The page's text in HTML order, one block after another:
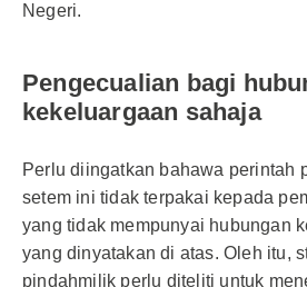
Negeri.
Pengecualian bagi
kekeluargaan sahaja
Perlu diingatkan bahawa perintah
setem ini tidak terpakai kepada
yang tidak mempunyai hubungan
yang dinyatakan di atas. Oleh itu,
pindahmilik perlu diteliti untuk